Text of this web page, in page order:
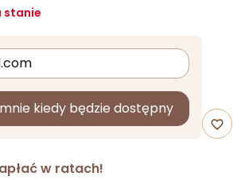
stanie
kiedy będzie dostępny
favorite_border
w ratach!